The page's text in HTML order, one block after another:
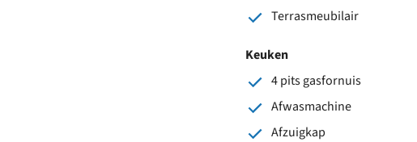
Terrasmeubilair
Keuken
4 pits gasfornuis
Afwasmachine
Afzuigkap